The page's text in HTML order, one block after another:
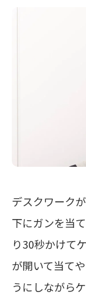
デスクワーク
下にガンを当
り30秒かけて
が開いて当て
うにしながら